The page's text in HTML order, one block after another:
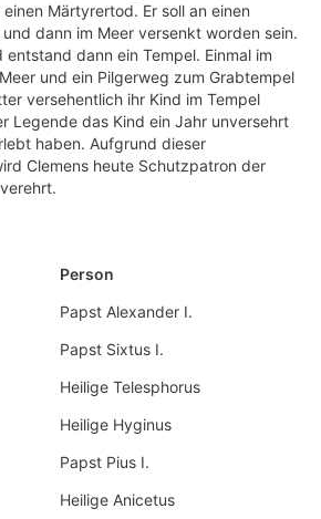
Märtyrertod. Er soll an einen
dann im Meer versenkt worden sein.
dann ein Tempel. Einmal im
und ein Pilgerweg zum Grabtempel
versehentlich ihr Kind im Tempel
Legende das Kind ein Jahr unversehrt
haben. Aufgrund dieser
Clemens heute Schutzpatron der
Person
Papst Alexander I.
Papst Sixtus I.
Heilige Telesphorus
Heilige Hyginus
Papst Pius I.
Heilige Anicetus